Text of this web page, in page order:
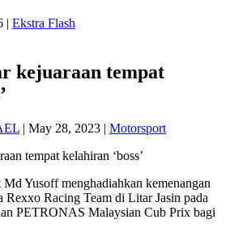
| Ekstra Flash
kejuaraan tempat
| May 28, 2023 | Motorsport
Yusoff menghadiahkan kemenangan
Rexxo Racing Team di Litar Jasin pada
PETRONAS Malaysian Cub Prix bagi